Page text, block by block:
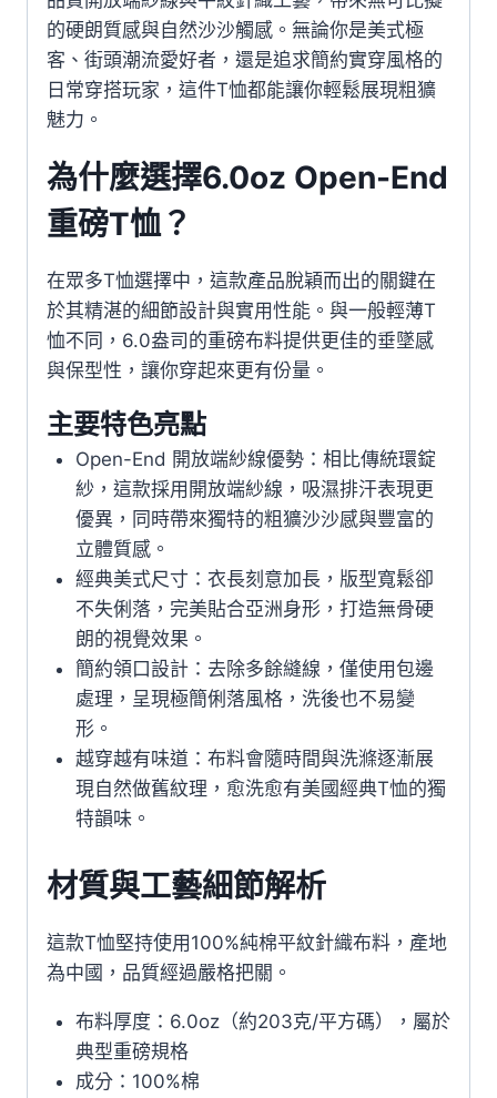
的硬朗質感與自然沙沙觸感。無論你是美式極
客、街頭潮流愛好者，還是追求簡約實穿風格的
日常穿搭玩家，這件T恤都能讓你輕鬆展現粗獷
魅力。
為什麼選擇6.0oz Open-End
重磅T恤？
在眾多T恤選擇中，這款產品脫穎而出的關鍵在
於其精湛的細節設計與實用性能。與一般輕薄T
恤不同，6.0盎司的重磅布料提供更佳的垂墜感
與保型性，讓你穿起來更有份量。
主要特色亮點
Open-End 開放端紗線優勢：相比傳統環錠
紗，這款採用開放端紗線，吸濕排汗表現更
優異，同時帶來獨特的粗獷沙沙感與豐富的
立體質感。
經典美式尺寸：衣長刻意加長，版型寬鬆卻
不失俐落，完美貼合亞洲身形，打造無骨硬
朗的視覺效果。
簡約領口設計：去除多餘縫線，僅使用包邊
處理，呈現極簡俐落風格，洗後也不易變
形。
越穿越有味道：布料會隨時間與洗滌逐漸展
現自然做舊紋理，愈洗愈有美國經典T恤的獨
特韻味。
材質與工藝細節解析
這款T恤堅持使用100%純棉平紋針織布料，產地
為中國，品質經過嚴格把關。
布料厚度：6.0oz（約203克/平方碼），屬於
典型重磅規格
成分：100%棉